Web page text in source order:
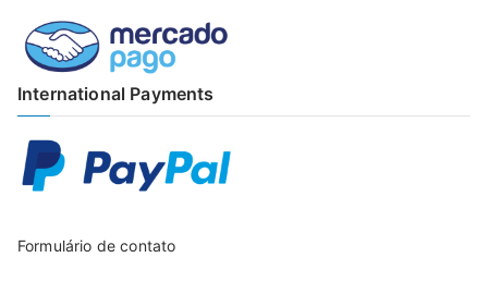
International Payments
Formulário de contato